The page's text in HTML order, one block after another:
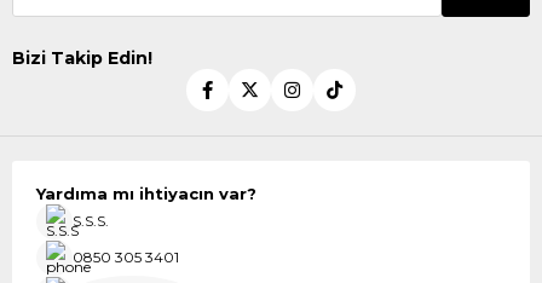
Bizi Takip Edin!
Yardıma mı ihtiyacın var?
S.S.S.
0850 305 3401